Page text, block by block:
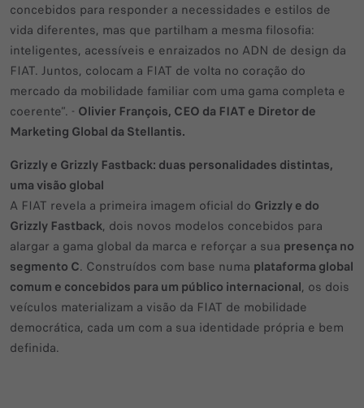
concebidos para responder a necessidades e estilos de
vida diferentes, mas que partilham a mesma filosofia:
inteligentes, acessíveis e enraizados no ADN de design da
FIAT. Juntos, colocam a FIAT de volta no coração do
mercado da mobilidade familiar com uma gama completa e
coerente”. - Olivier François, CEO da FIAT e Diretor de
Marketing Global da Stellantis.
Grizzly e Grizzly Fastback: duas personalidades distintas,
uma visão global
A FIAT revela a primeira imagem oficial do Grizzly e do
Grizzly Fastback, dois novos modelos concebidos para
alargar a gama global da marca e reforçar a sua presença no
segmento C. Construídos com base numa plataforma global
comum e concebidos para um público internacional, os dois
veículos materializam a visão da FIAT de mobilidade
democrática, cada um com a sua identidade própria e bem
definida.